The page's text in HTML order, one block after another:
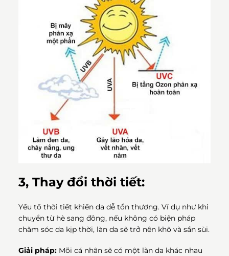
3, Thay đổi thời tiết:
Yếu tố thời tiết khiến da dễ tổn thương. Ví dụ như khi
chuyển từ hè sang đông, nếu không có biện pháp
chăm sóc da kịp thời, làn da sẽ trở nên khô và sần sùi.
Giải pháp: Mỗi cá nhân sẽ có một làn da khác nhau